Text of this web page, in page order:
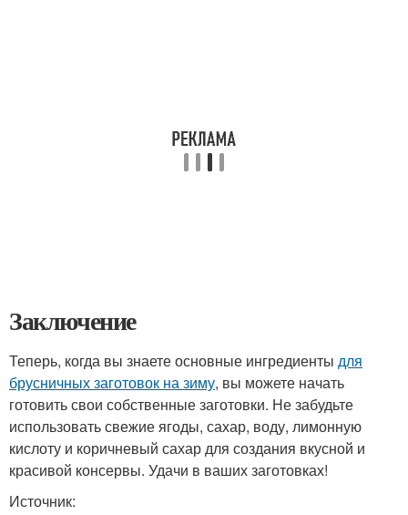
Заключение
Теперь, когда вы знаете основные ингредиенты для
брусничных заготовок на зиму, вы можете начать
готовить свои собственные заготовки. Не забудьте
использовать свежие ягоды, сахар, воду, лимонную
кислоту и коричневый сахар для создания вкусной и
красивой консервы. Удачи в ваших заготовках!
Источник: